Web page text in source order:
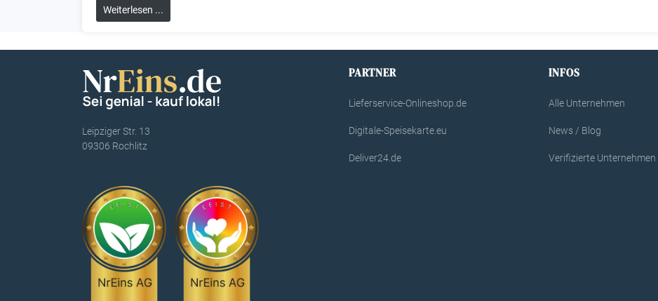
Weiterlesen ...
Leipziger Str. 13
09306 Rochlitz
PARTNER
Lieferservice-Onlineshop.de
Digitale-Speisekarte.eu
Deliver24.de
INFOS
Alle Unternehmen
News / Blog
Verifizierte Unternehmen